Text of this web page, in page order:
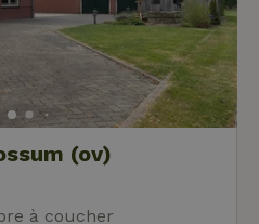
(ov)
à coucher